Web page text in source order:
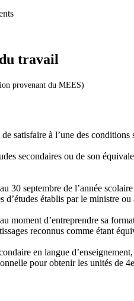
travail
provenant du MEES)
satisfaire à l’une des conditions
secondaires ou de son
30 septembre de l’année
d’études établis par le ministre
moment d’entreprendre sa
reconnus comme étant
en langue
pour obtenir les unités de